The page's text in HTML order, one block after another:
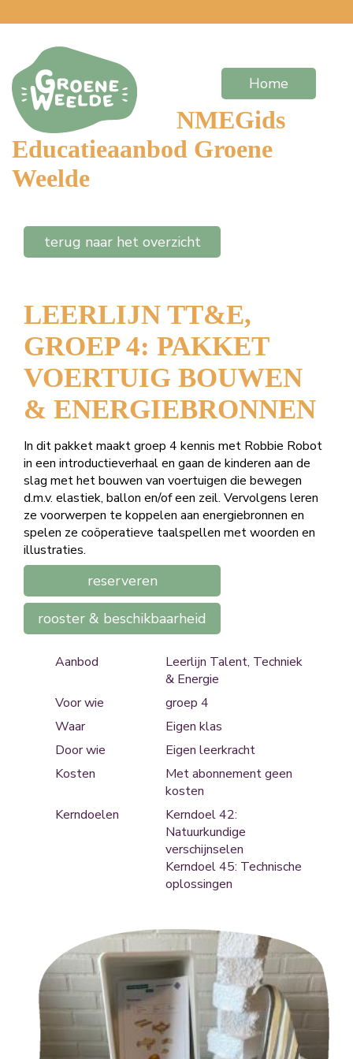
Home
NMEGids
Educatieaanbod Groene
Weelde
terug naar het overzicht
LEERLIJN TT&E,
GROEP 4: PAKKET
VOERTUIG BOUWEN
& ENERGIEBRONNEN
In dit pakket maakt groep 4 kennis met Robbie Robot
in een introductieverhaal en gaan de kinderen aan de
slag met het bouwen van voertuigen die bewegen
d.m.v. elastiek, ballon en/of een zeil. Vervolgens leren
ze voorwerpen te koppelen aan energiebronnen en
spelen ze coöperatieve taalspellen met woorden en
illustraties.
reserveren
rooster & beschikbaarheid
Aanbod
Leerlijn Talent, Techniek
& Energie
Voor wie
groep 4
Waar
Eigen klas
Door wie
Eigen leerkracht
Kosten
Met abonnement geen
kosten
Kerndoelen
Kerndoel 42:
Natuurkundige
verschijnselen
Kerndoel 45: Technische
oplossingen